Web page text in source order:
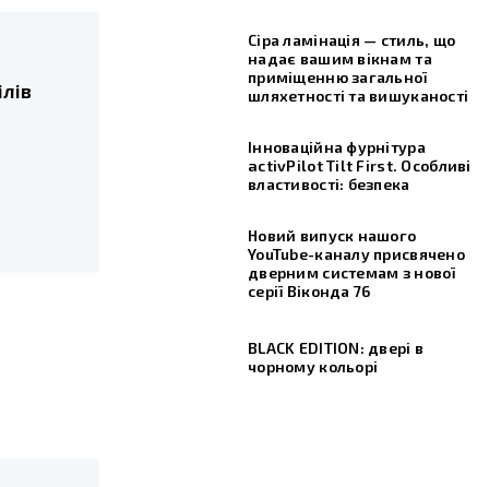
Сіра ламінація — стиль, що
надає вашим вікнам та
приміщенню загальної
шляхетності та вишуканості
Інноваційна фурнітура
activPilot Tilt First. Особливі
властивості: безпека
Новий випуск нашого
YouTube-каналу присвячено
дверним системам з нової
серії Віконда 76
BLACK EDITION: двері в
чорному кольорі